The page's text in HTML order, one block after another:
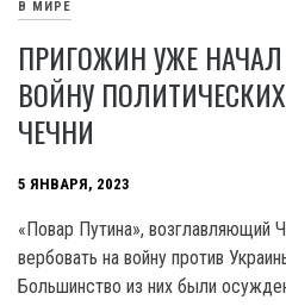
В МИРЕ
ПРИГОЖИН УЖЕ
ВОЙНУ
ЧЕЧНИ
5 ЯНВАРЯ, 2023
«Повар Путина», возглавляющий
вербовать на войну против
Большинство из них были